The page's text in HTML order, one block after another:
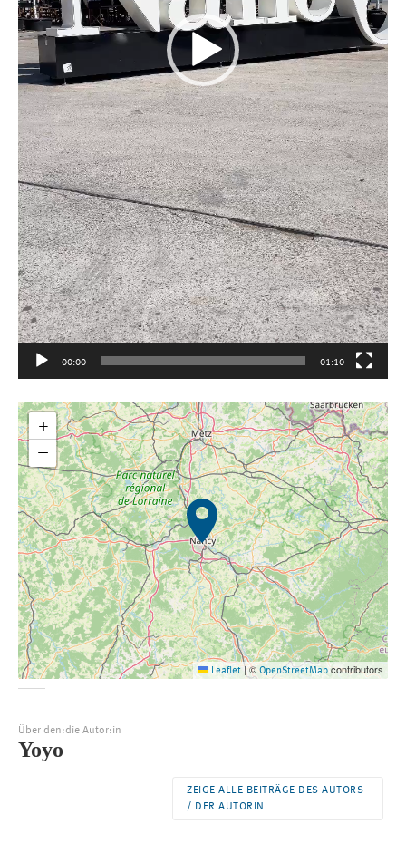
00:00 01:10
+
−
Leaflet |© OpenStreetMapcontributors
Über den:die Autor:in
Yoyo
ZEIGE ALLE BEITRÄGE DES AUTORS
/ DER AUTORIN